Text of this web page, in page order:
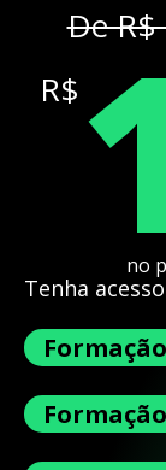
De
R$
no
Tenha